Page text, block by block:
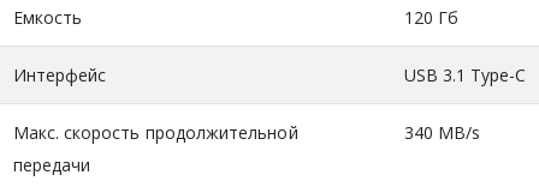
Емкость 120 Гб
Интерфейc USB 3.1 Type-C
Макс. скорость продолжительной
передачи
340 MB/s